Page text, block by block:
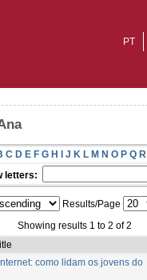
PT
C D E F G H I J K L M N O P Q R
letters:
Results/Page
Showing results 1 to 2 of 2
como lidam os jovens do